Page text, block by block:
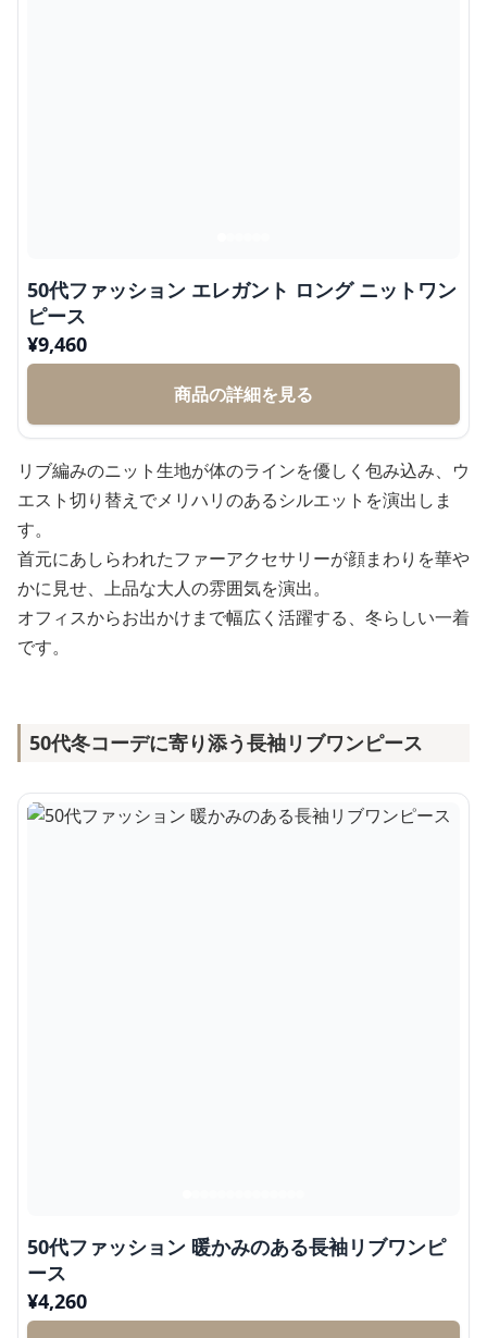
50代ファッション エレガント ロング ニットワン
ピース
¥9,460
商品の詳細を見る
リブ編みのニット生地が体のラインを優しく包み込み、ウ
エスト切り替えでメリハリのあるシルエットを演出しま
す。
首元にあしらわれたファーアクセサリーが顔まわりを華や
かに見せ、上品な大人の雰囲気を演出。
オフィスからお出かけまで幅広く活躍する、冬らしい一着
です。
50代冬コーデに寄り添う長袖リブワンピース
50代ファッション 暖かみのある長袖リブワンピ
ース
¥4,260